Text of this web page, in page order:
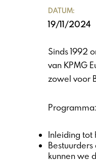
DATUM:
19/11/2024
Sinds 1992
van KPMG
zowel voor
Programma:
Inleiding tot
kunnen we